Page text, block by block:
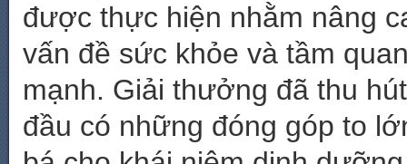
được thực hiện nhằm nâng
vấn đề sức khỏe và tầm
mạnh. Giải thưởng đã thu
đầu có những đóng góp to